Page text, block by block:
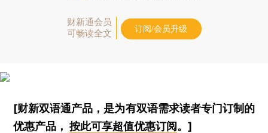
财新通会员
可畅读全文
订阅/会员升级
[财新双语通产品，是为有双语需求读者专门订制的
优惠产品，按此可享超值优惠订阅 。]